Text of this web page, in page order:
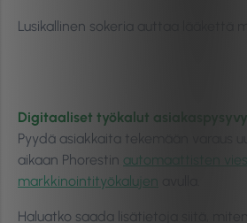
Lusikallinen sokeria auttaa lääkettä
Digitaaliset työkalut
Pyydä asiakkaita tekemään varaus
aikaan Phorestin automaattisten
markkinointityökalujen
Haluatko saada lisätietoja siitä,